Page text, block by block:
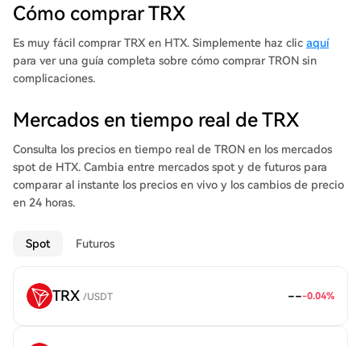
pequeña parte de los ingresos) y animarles con más
recompensas por su trabajo. ¿Cómo? Invitando a los
consumidores de contenido a recompensar directamente a los
creadores de contenido (sin intermediarios como YouTube,
Facebook o Apple). El software de TRON soporta contratos
aplicaciones descentralizadas, también conocidas como dApps.
La plataforma de criptomonedas utiliza un modelo de
transacción similar al de Bitcoin (BTC), a saber, UTXO. Las
transacciones se realizan en un libro mayor público, donde los
usuarios pueden rastrear el historial de operaciones. Por lo
tanto, la plataforma fue construida para crear un Internet
desarrolladores creen dApps, actuando como una alternativa a
compensación por sus esfuerzos. La capacidad de crear
contenido y compartirlo abiertamente sin dudar respecto a las
Cómo comprar TRX
Es muy fácil comprar TRX en HTX. Simplemente haz clic aquí
para ver una guía completa sobre cómo comprar TRON sin
complicaciones.
Mercados en tiempo real de TRX
Consulta los precios en tiempo real de TRON en los mercados
spot de HTX. Cambia entre mercados spot y de futuros para
comparar al instante los precios en vivo y los cambios de precio
en 24 horas.
Spot Futuros
TRX /USDT ---0.04%